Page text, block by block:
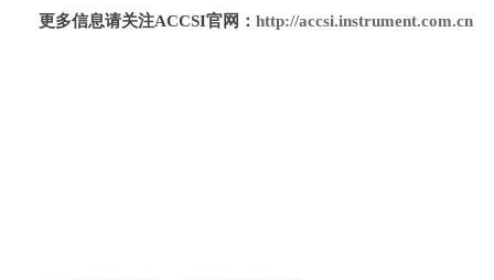
更多信息请关注ACCSI官网： http://accsi.instrument.com.cn